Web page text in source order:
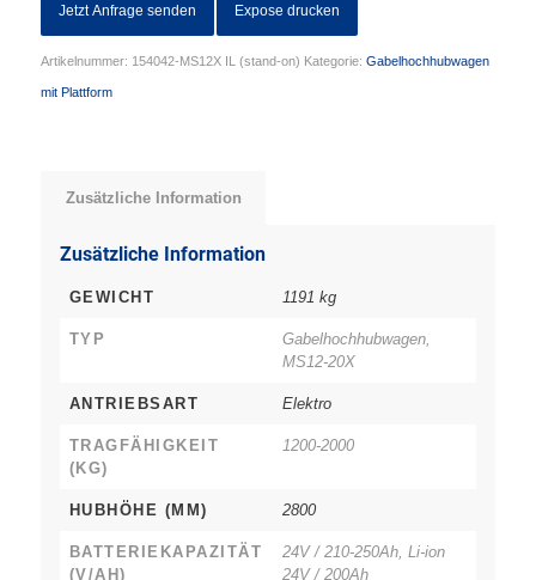
Jetzt Anfrage senden Expose drucken
Artikelnummer: 154042-MS12X IL (stand-on) Kategorie: Gabelhochhubwagen
mit Plattform
Zusätzliche Information
Zusätzliche Information
GEWICHT 1191 kg
TYP
Gabelhochhubwagen,
MS12-20X
ANTRIEBSART Elektro
TRAGFÄHIGKEIT
(KG)
1200-2000
HUBHÖHE (MM) 2800
BATTERIEKAPAZITÄT
(V/AH)
24V / 210-250Ah, Li-ion
24V / 200Ah